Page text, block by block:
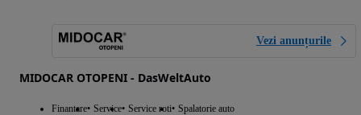
Vezi anunțurile
MIDOCAR OTOPENI - DasWeltAuto
Finantare Service Service roti Spalatorie auto